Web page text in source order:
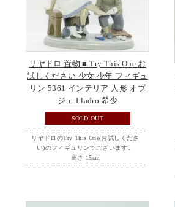
リヤドロ 置物 ■ Try This One お
試しください 少女 少年 フィギュ
リン 5361 インテリア 人形 オブ
ジェ Lladro 希少
SOLD OUT
リヤドロのTry This One(お試しくださ
い)のフィギュリンでございます。
高さ 15cm